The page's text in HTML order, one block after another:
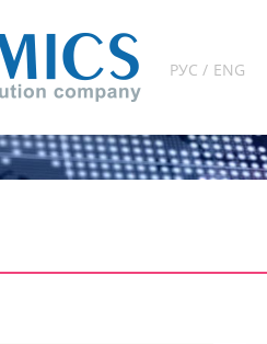
РУС / ENG